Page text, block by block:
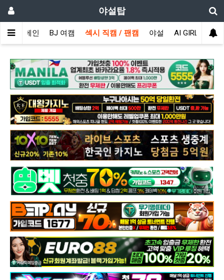
야설탑
메인 BJ 여캠 섹시 직캠 / 팬캠 야설 AI GIRL